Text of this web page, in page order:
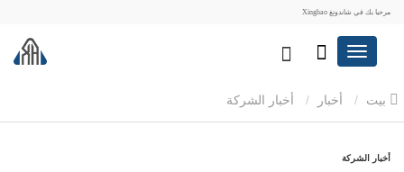
مرحبا بك في شاندونغ Xinghao
أخبار
أخبار الشركة